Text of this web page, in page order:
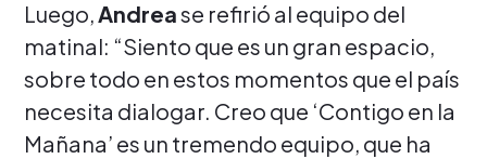
Luego,Andrease refirió al equipo del
matinal: “Siento que es un gran espacio,
sobre todo en estos momentos que el país
necesita dialogar. Creo que ‘Contigo en la
Mañana’ es un tremendo equipo, que ha